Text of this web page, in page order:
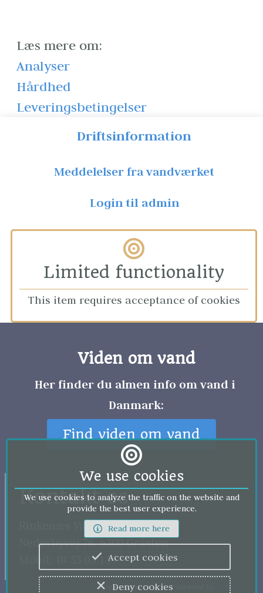
Læs mere om:
Analyser
Hårdhed
Leveringsbetingelser
Driftsinformation
Meddelelser fra vandværket
Login til admin
Limited functionality
This item requires acceptance of cookies
Viden om vand
Her finder du almen info om vand i
Danmark:
Find viden om vand
Kontakt os
Rinkenæs Vandværk
Nederbyvej 76, 6300 Gråsten
Mobil: 40 55 03 13
Created by Dvn.dk - Powered by Svift.net
We use cookies
We use cookies to analyze the traffic on the website and
provide the best user experience.
Read more here
Accept cookies
Deny cookies